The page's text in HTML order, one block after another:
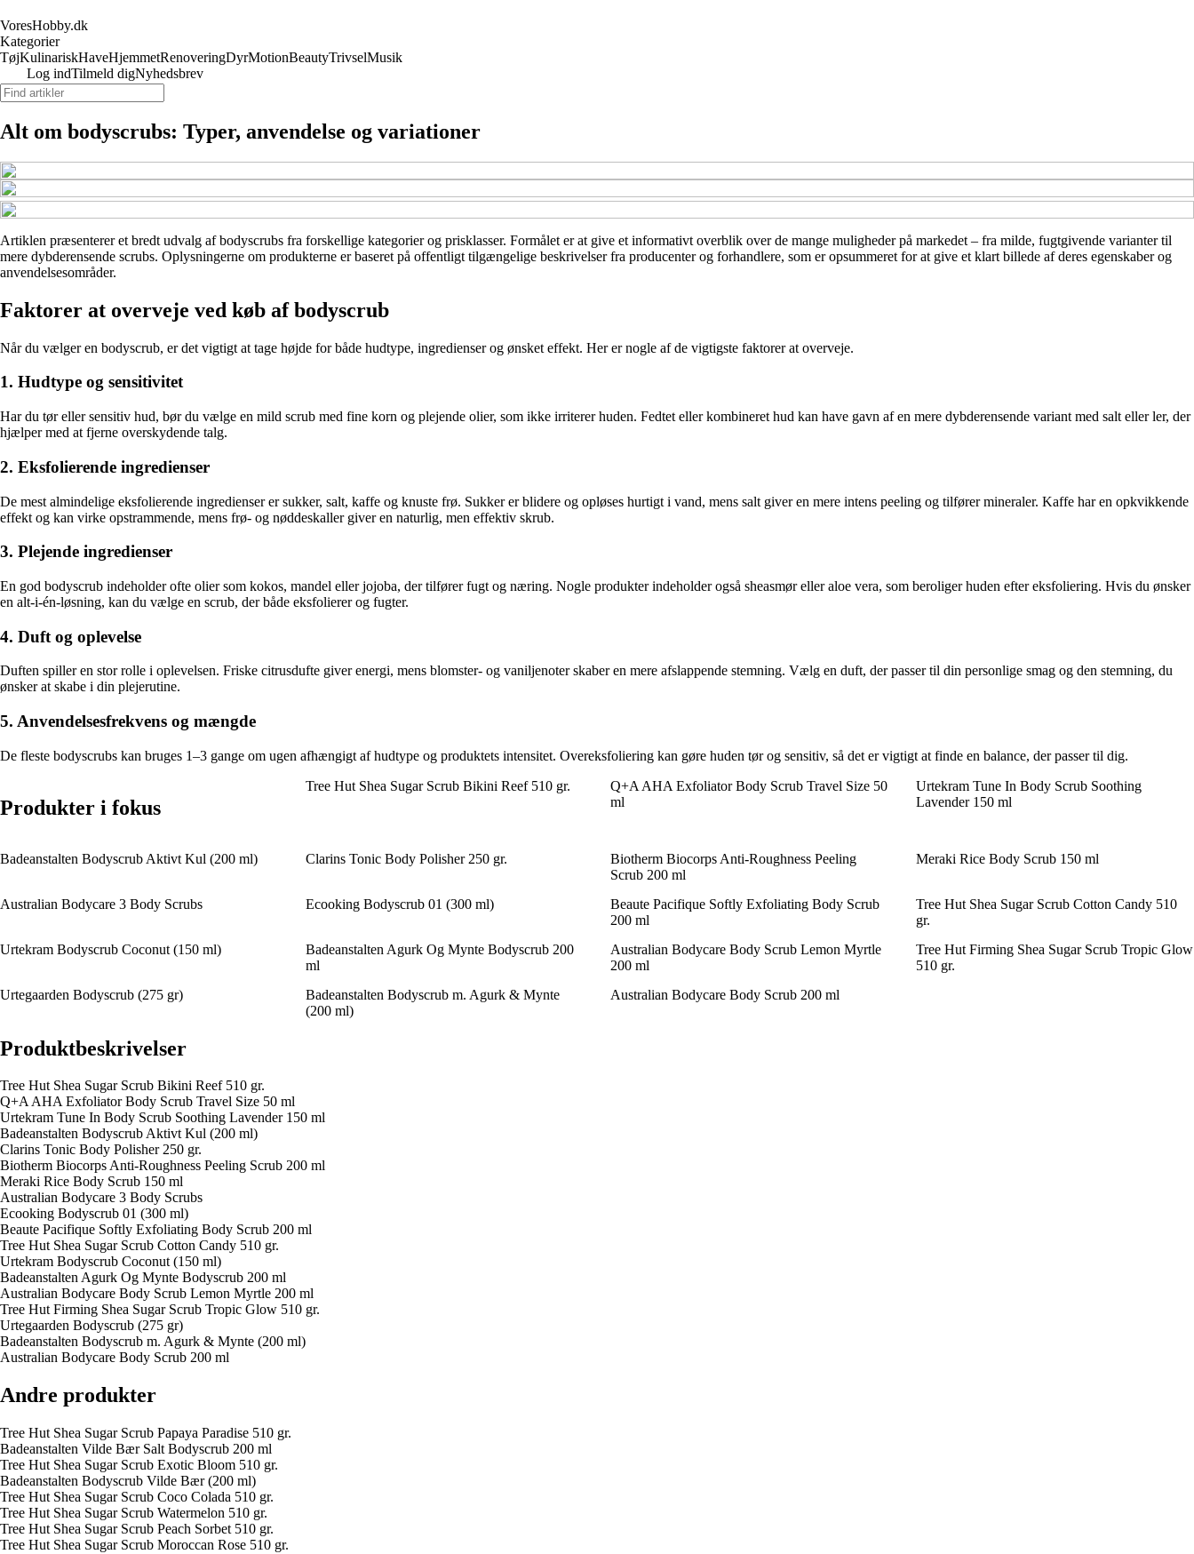
VoresHobby.dk
Kategorier
TøjKulinariskHaveHjemmetRenoveringDyrMotionBeautyTrivselMusik
Log indTilmeld digNyhedsbrev
Alt om bodyscrubs: Typer, anvendelse og variationer
Artiklen præsenterer et bredt udvalg af bodyscrubs fra forskellige kategorier og prisklasser. Formålet er at give et informativt overblik over de mange muligheder på markedet – fra milde, fugtgivende varianter til
mere dybderensende scrubs. Oplysningerne om produkterne er baseret på offentligt tilgængelige beskrivelser fra producenter og forhandlere, som er opsummeret for at give et klart billede af deres egenskaber og
anvendelsesområder.
Faktorer at overveje ved køb af bodyscrub
Når du vælger en bodyscrub, er det vigtigt at tage højde for både hudtype, ingredienser og ønsket effekt. Her er nogle af de vigtigste faktorer at overveje.
1. Hudtype og sensitivitet
Har du tør eller sensitiv hud, bør du vælge en mild scrub med fine korn og plejende olier, som ikke irriterer huden. Fedtet eller kombineret hud kan have gavn af en mere dybderensende variant med salt eller ler, der
hjælper med at fjerne overskydende talg.
2. Eksfolierende ingredienser
De mest almindelige eksfolierende ingredienser er sukker, salt, kaffe og knuste frø. Sukker er blidere og opløses hurtigt i vand, mens salt giver en mere intens peeling og tilfører mineraler. Kaffe har en opkvikkende
effekt og kan virke opstrammende, mens frø- og nøddeskaller giver en naturlig, men effektiv skrub.
3. Plejende ingredienser
En god bodyscrub indeholder ofte olier som kokos, mandel eller jojoba, der tilfører fugt og næring. Nogle produkter indeholder også sheasmør eller aloe vera, som beroliger huden efter eksfoliering. Hvis du ønsker
en alt-i-én-løsning, kan du vælge en scrub, der både eksfolierer og fugter.
4. Duft og oplevelse
Duften spiller en stor rolle i oplevelsen. Friske citrusdufte giver energi, mens blomster- og vaniljenoter skaber en mere afslappende stemning. Vælg en duft, der passer til din personlige smag og den stemning, du
ønsker at skabe i din plejerutine.
5. Anvendelsesfrekvens og mængde
De fleste bodyscrubs kan bruges 1–3 gange om ugen afhængigt af hudtype og produktets intensitet. Overeksfoliering kan gøre huden tør og sensitiv, så det er vigtigt at finde en balance, der passer til dig.
Produkter i fokus
Tree Hut Shea Sugar Scrub Bikini Reef 510 gr.
Q+A AHA Exfoliator Body Scrub Travel Size 50
ml
Urtekram Tune In Body Scrub Soothing
Lavender 150 ml
Badeanstalten Bodyscrub Aktivt Kul (200 ml) Clarins Tonic Body Polisher 250 gr.
Biotherm Biocorps Anti-Roughness Peeling
Scrub 200 ml
Meraki Rice Body Scrub 150 ml
Australian Bodycare 3 Body Scrubs Ecooking Bodyscrub 01 (300 ml)
Beaute Pacifique Softly Exfoliating Body Scrub
200 ml
Tree Hut Shea Sugar Scrub Cotton Candy 510
gr.
Urtekram Bodyscrub Coconut (150 ml)
Badeanstalten Agurk Og Mynte Bodyscrub 200
ml
Australian Bodycare Body Scrub Lemon Myrtle
200 ml
Tree Hut Firming Shea Sugar Scrub Tropic Glow
510 gr.
Urtegaarden Bodyscrub (275 gr)
Badeanstalten Bodyscrub m. Agurk & Mynte
(200 ml)
Australian Bodycare Body Scrub 200 ml
Produktbeskrivelser
Tree Hut Shea Sugar Scrub Bikini Reef 510 gr.
Q+A AHA Exfoliator Body Scrub Travel Size 50 ml
Urtekram Tune In Body Scrub Soothing Lavender 150 ml
Badeanstalten Bodyscrub Aktivt Kul (200 ml)
Clarins Tonic Body Polisher 250 gr.
Biotherm Biocorps Anti-Roughness Peeling Scrub 200 ml
Meraki Rice Body Scrub 150 ml
Australian Bodycare 3 Body Scrubs
Ecooking Bodyscrub 01 (300 ml)
Beaute Pacifique Softly Exfoliating Body Scrub 200 ml
Tree Hut Shea Sugar Scrub Cotton Candy 510 gr.
Urtekram Bodyscrub Coconut (150 ml)
Badeanstalten Agurk Og Mynte Bodyscrub 200 ml
Australian Bodycare Body Scrub Lemon Myrtle 200 ml
Tree Hut Firming Shea Sugar Scrub Tropic Glow 510 gr.
Urtegaarden Bodyscrub (275 gr)
Badeanstalten Bodyscrub m. Agurk & Mynte (200 ml)
Australian Bodycare Body Scrub 200 ml
Andre produkter
Tree Hut Shea Sugar Scrub Papaya Paradise 510 gr.
Badeanstalten Vilde Bær Salt Bodyscrub 200 ml
Tree Hut Shea Sugar Scrub Exotic Bloom 510 gr.
Badeanstalten Bodyscrub Vilde Bær (200 ml)
Tree Hut Shea Sugar Scrub Coco Colada 510 gr.
Tree Hut Shea Sugar Scrub Watermelon 510 gr.
Tree Hut Shea Sugar Scrub Peach Sorbet 510 gr.
Tree Hut Shea Sugar Scrub Moroccan Rose 510 gr.